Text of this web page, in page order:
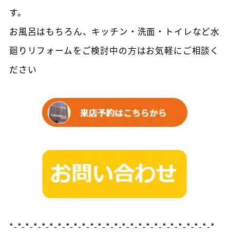
す。
お風呂はもちろん、キッチン・洗面・トイレなど水
廻りリフォームをご検討中の方はお気軽にご相談く
ださい
*-*-*-*-*-*-*-*-*-*-*-*-*-*-*-*-*-*-*-*-*-*-*-*-*-*